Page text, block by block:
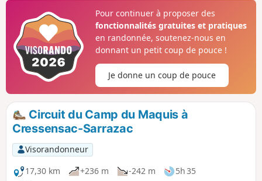
château de Tersac.
Pour continuer à proposer des
fonctionnalités gratuites et pratiques
en randonnée, soutenez-nous en
donnant un petit coup de pouce !
Je donne un coup de pouce
Circuit du Camp du Maquis à
Cressensac-Sarrazac
Visorandonneur
17,30 km
+236 m -242 m
5h 35